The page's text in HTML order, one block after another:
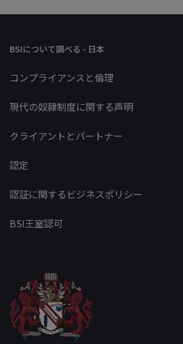
BSIについて調べる - 日本
コンプライアンスと倫理
現代の奴隷制度に関する声明
クライアントとパートナー
認定
認証に関するビジネスポリシー
BSI王室認可